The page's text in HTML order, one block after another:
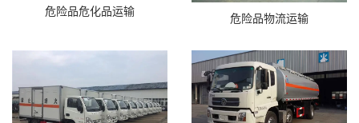
危险品危化品运输
危险品物流运输